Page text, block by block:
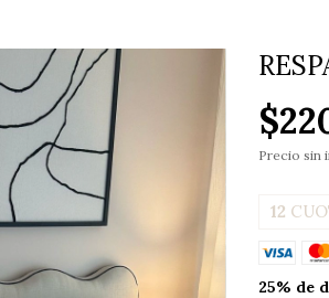
Precio sin
12
25% de